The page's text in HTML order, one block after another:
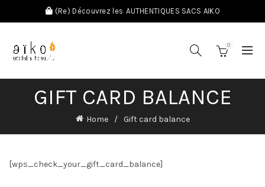
(Re) Découvrez les AUTHENTIQUES SACS AIKO
0
GIFT CARD BALANCE
Home Gift card balance
[wps_check_your_gift_card_balance]